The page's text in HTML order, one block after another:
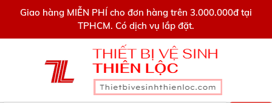
Giao hàng MIỄN PHÍ cho đơn hàng trên 3.000.000đ tại
TPHCM. Có dịch vụ lắp đặt.
0909445903